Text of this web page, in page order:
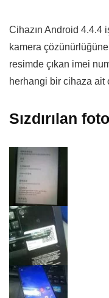
Cihazın Android 4.4.4
kamera
resimde çıkan imei
herhangi bir cihaza ait
Sızdırılan